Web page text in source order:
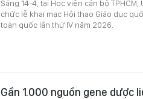
Sáng 14-4, tại Học viện cán bộ
chức lễ khai mạc Hội thao Giáo dục
toàn quốc lần thứ IV năm 2026.
Gần 1.000 nguồn gene dược